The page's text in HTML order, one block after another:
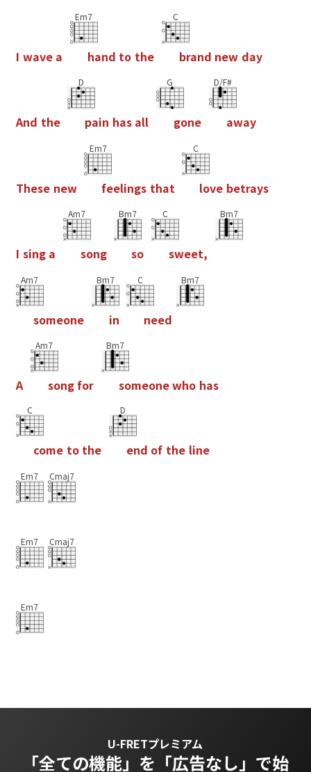
I wave a
Em7
hand to the
C
brand new day
And the
D
pain has all
G
gone
D/F#
away
These new
Em7
feelings that
C
love betrays
I sing a
Am7
song
Bm7
so
C
sweet,
Bm7
Am7
someone
Bm7
in
C
need
Bm7
A
Am7
songfor
Bm7
someonewho has
C
come to the
D
end of the line
Em7 Cmaj7
Em7 Cmaj7
Em7
U-FRETプレミアム
「全ての機能」を 「広告なし」で始